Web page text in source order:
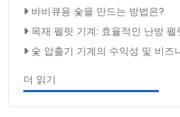
바비큐용 숯을 만드는 방법은?
목재 펠릿 기계: 효율적인 난방 펠
숯 압출기 기계의 수익성 및 비즈
더 읽기